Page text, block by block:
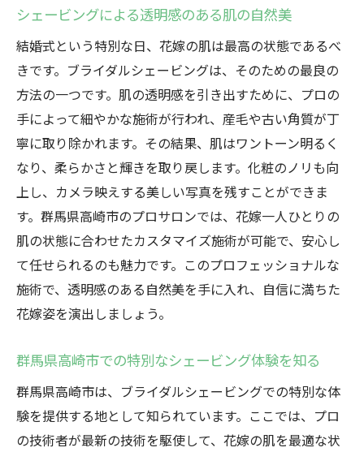
シェービングによる透明感のある肌の自然美
結婚式という特別な日、花嫁の肌は最高の状態であるべ
きです。ブライダルシェービングは、そのための最良の
方法の一つです。肌の透明感を引き出すために、プロの
手によって細やかな施術が行われ、産毛や古い角質が丁
寧に取り除かれます。その結果、肌はワントーン明るく
なり、柔らかさと輝きを取り戻します。化粧のノリも向
上し、カメラ映えする美しい写真を残すことができま
す。群馬県高崎市のプロサロンでは、花嫁一人ひとりの
肌の状態に合わせたカスタマイズ施術が可能で、安心し
て任せられるのも魅力です。このプロフェッショナルな
施術で、透明感のある自然美を手に入れ、自信に満ちた
花嫁姿を演出しましょう。
群馬県高崎市での特別なシェービング体験を知る
群馬県高崎市は、ブライダルシェービングでの特別な体
験を提供する地として知られています。ここでは、プロ
の技術者が最新の技術を駆使して、花嫁の肌を最適な状